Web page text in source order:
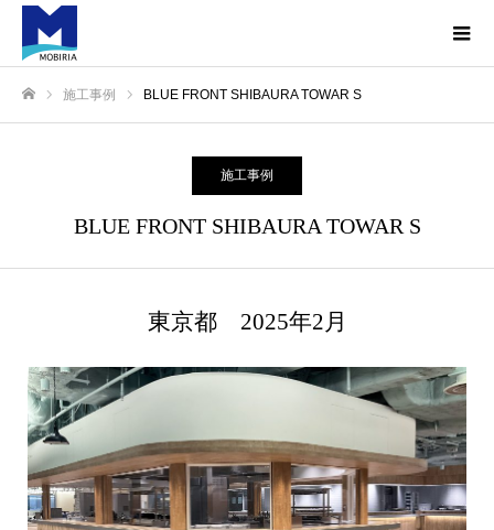
施工事例 BLUE FRONT SHIBAURA TOWAR S
施工事例
BLUE FRONT SHIBAURA TOWAR S
東京都 2025年2月